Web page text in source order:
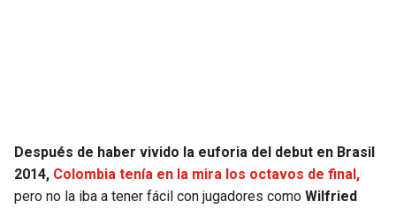
Después de haber vivido la euforia del debut en Brasil
2014, Colombia tenía en la mira los octavos de final,
pero no la iba a tener fácil con jugadores como Wilfried